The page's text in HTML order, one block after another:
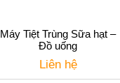
Máy Tiệt Trùng Sữa hạt –
Đồ uống
Liên hệ